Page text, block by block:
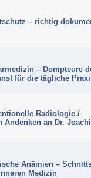
– richtig
– Dompteure
für die tägliche
Radiologie /
Andenken an Dr.
Anämien –
Medizin